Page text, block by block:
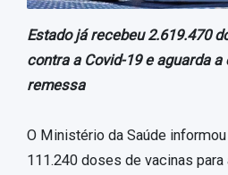
Estado já recebeu 2.619.470
contra a Covid-19 e aguarda a
remessa
O Ministério da Saúde
111.240 doses de vacinas